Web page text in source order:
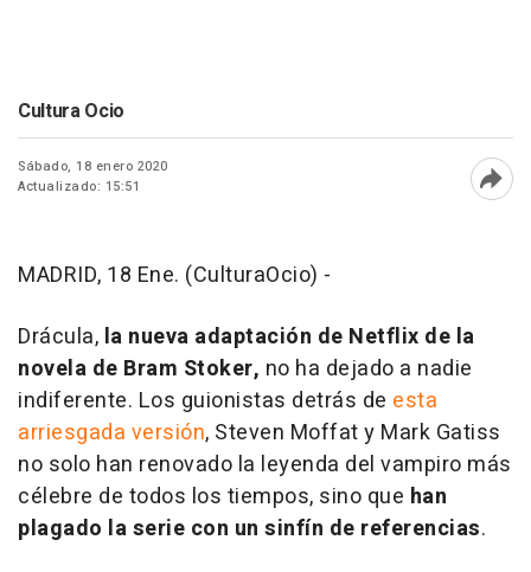
Cultura Ocio
Sábado, 18 enero 2020
Actualizado: 15:51
MADRID, 18 Ene. (CulturaOcio) -
Drácula, la nueva adaptación de Netflix de la
novela de Bram Stoker, no ha dejado a nadie
indiferente. Los guionistas detrás de esta
arriesgada versión, Steven Moffat y Mark Gatiss
no solo han renovado la leyenda del vampiro más
célebre de todos los tiempos, sino que han
plagado la serie con un sinfín de referencias.